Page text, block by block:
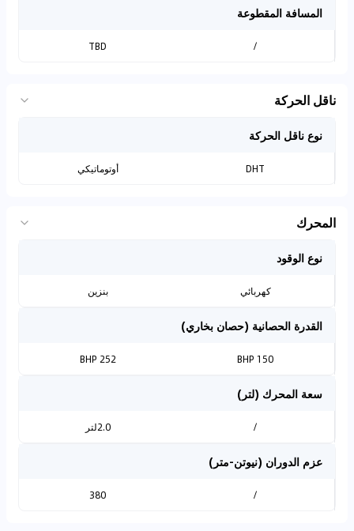
المسافة المقطوعة
/
TBD
ناقل الحركة
نوع ناقل الحركة
DHT أوتوماتيكي
المحرك
نوع الوقود
كهربائي بنزين
القدرة الحصانية (حصان بخاري)
150 BHP
252 BHP
سعة المحرك (لتر)
/ 2.0لتر
عزم الدوران (نيوتن-متر)
/
380